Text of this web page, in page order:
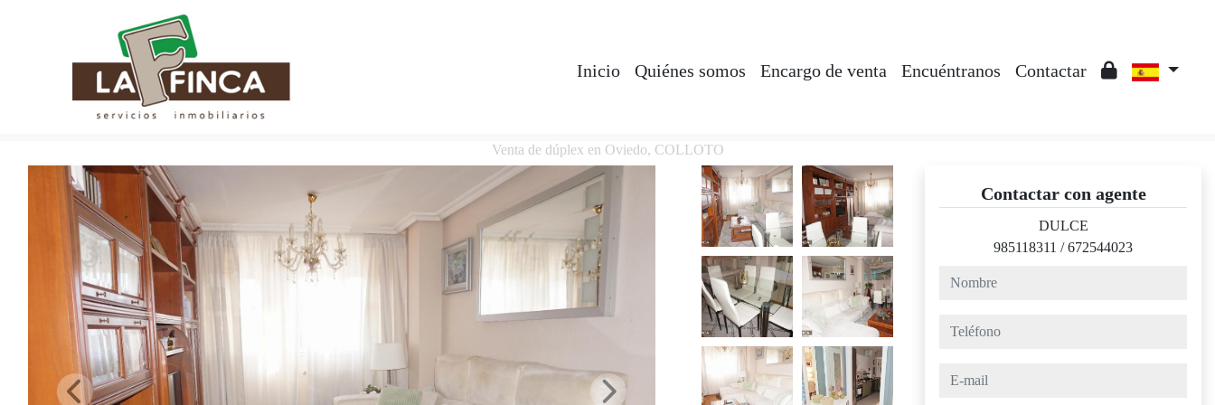
Inicio Quiénes somos Encargo de venta Encuéntranos Contactar
Venta de dúplex en Oviedo, COLLOTO
Contactar con agente
DULCE
985118311 /672544023
nombre
teléfono
e-mail